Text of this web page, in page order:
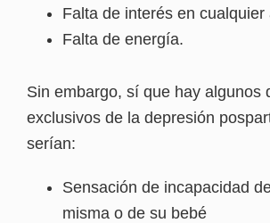
Falta de interés en cualquier
Falta de energía.
Sin embargo, sí que hay algunos
exclusivos de la depresión
serían:
Sensación de incapacidad
misma o de su bebé